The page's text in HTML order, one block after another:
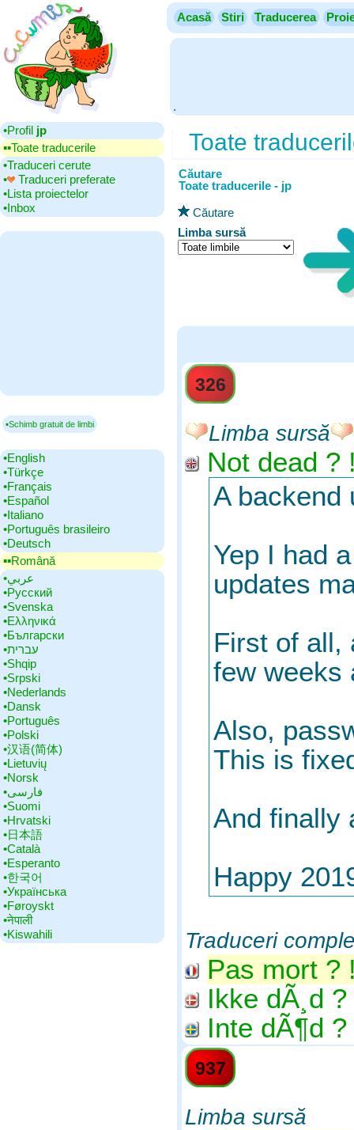
Acasă Stiri Traducerea
.
•‎Profil jp
▪▪‎Toate traducerile
•‎Traduceri cerute
•‎
Traduceri preferate
•‎Lista proiectelor
•‎Inbox
▪Schimb gratuit de limbi
•‎English
•‎Türkçe
•‎Français
•‎Español
•‎Italiano
•‎Português brasileiro
•‎Deutsch
▪▪‎Română
•‎عربي
•‎Русский
•‎Svenska
•‎Ελληνικά
•‎Български
•‎עברית
•‎Shqip
•‎Srpski
•‎Nederlands
•‎Dansk
•‎Português
•‎Polski
•‎汉语(简体)
•‎Lietuvių
•‎Norsk
•‎فارسی
•‎Suomi
•‎Hrvatski
•‎日本語
•‎Català
•‎Esperanto
•‎한국어
•‎Українська
•‎Føroyskt
•‎नेपाली
•‎Kiswahili
Toate
Căutare
Toate traducerile - jp
Căutare
Limba sursă
326
Limba sursă
Not dead ?
A backend
Yep I had
updates
First of all,
few weeks
Also,
This is
And finally
Happy
Traduceri
Pas mort ?
Ikke dÃ¸d
Inte dÃ¶d
937
Limba sursă